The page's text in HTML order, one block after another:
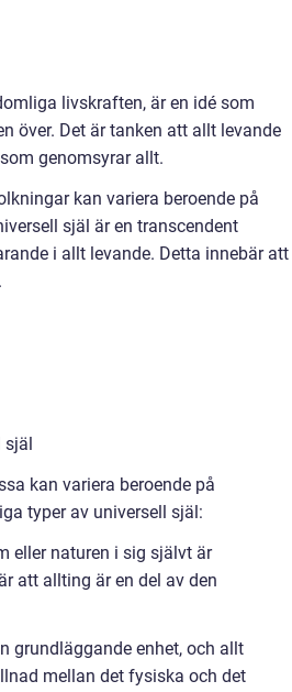
livskraften, är en idé som
över. Det är tanken att allt levande
genomsyrar allt.
kan variera beroende på
själ är en transcendent
i allt levande. Detta innebär att
själ
kan variera beroende på
typer av universell själ:
eller naturen i sig självt är
att allting är en del av den
grundläggande enhet, och allt
mellan det fysiska och det